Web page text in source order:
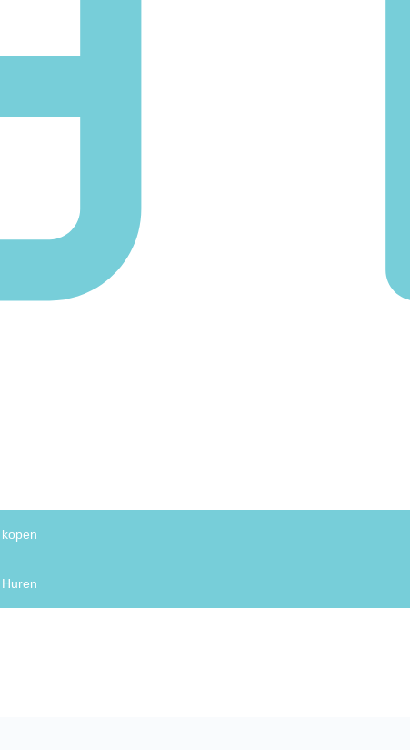
kopen
Huren